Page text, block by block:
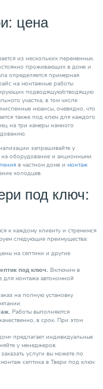
цена
из нескольких переменных.
проживающих в доме и
определяется примерная
на монтажные работы
подводящую/отводящую
участка, в том числе
нюансы, очевидно, что
также под ключ для каждого
на три камеры намного
запрашивайте у
оборудование и акционными
в частном доме и монтаж
колодцев.
под ключ:
к каждому клиенту и стремимся
следующие преимущества:
на септики и другие
под ключ.
Включим в
для монтажа автономной
на полную установку
Работы выполняются
в срок. При этом
предлагает индивидуальные
у менеджеров.
услуги вы можете по
септика в Твери под ключ